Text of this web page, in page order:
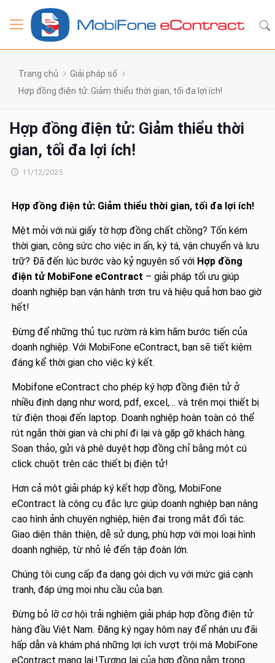
Trang chủ
Giải pháp số
Hợp đồng điện tử: Giảm thiểu thời gian, tối đa lợi ích!
Hợp đồng điện tử: Giảm thiểu thời
gian, tối đa lợi ích!
11/12/2025
Hợp đồng điện tử: Giảm thiểu thời gian, tối đa lợi ích!
Mệt mỏi với núi giấy tờ hợp đồng chất chồng? Tốn kém
thời gian, công sức cho việc in ấn, ký tá, vận chuyển và lưu
trữ? Đã đến lúc bước vào kỷ nguyên số với Hợp đồng
điện tử MobiFone eContract – giải pháp tối ưu giúp
doanh nghiệp bạn vận hành trơn tru và hiệu quả hơn bao giờ
hết!
Đừng để những thủ tục rườm rà kìm hãm bước tiến của
doanh nghiệp. Với MobiFone eContract, bạn sẽ tiết kiệm
đáng kể thời gian cho việc ký kết.
Mobifone eContract cho phép ký hợp đồng điện tử ở
nhiều định dạng như word, pdf, excel,… và trên mọi thiết bị
từ điện thoại đến laptop. Doanh nghiệp hoàn toàn có thể
rút ngắn thời gian và chi phí đi lại và gặp gỡ khách hàng.
Soạn thảo, gửi và phê duyệt hợp đồng chỉ bằng một cú
click chuột trên các thiết bị điện tử!
Hơn cả một giải pháp ký kết hợp đồng, MobiFone
eContract là công cụ đắc lực giúp doanh nghiệp bạn nâng
cao hình ảnh chuyên nghiệp, hiện đại trong mắt đối tác.
Giao diện thân thiện, dễ sử dụng, phù hợp với mọi loại hình
doanh nghiệp, từ nhỏ lẻ đến tập đoàn lớn.
Chúng tôi cung cấp đa dạng gói dịch vụ với mức giá cạnh
tranh, đáp ứng mọi nhu cầu của bạn.
Đừng bỏ lỡ cơ hội trải nghiệm giải pháp hợp đồng điện tử
hàng đầu Việt Nam. Đăng ký ngay hôm nay để nhận ưu đãi
hấp dẫn và khám phá những lợi ích vượt trội mà MobiFone
eContract mang lại.!Tương lai của hợp đồng nằm trong